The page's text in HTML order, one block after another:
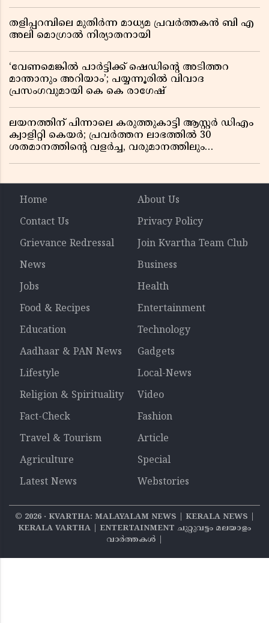
തളിപ്പറമ്പിലെ മുതിർന്ന മാധ്യമ പ്രവർത്തകൻ ബി എ
അലി മൊഗ്രാൽ നിര്യാതനായി
‘വേണമെങ്കിൽ പാർട്ടിക്ക് ഷെഡിൻ്റെ അടിത്തറ
മാന്താനും അറിയാം’; പയ്യന്നൂരിൽ വിവാദ
പ്രസംഗവുമായി കെ കെ രാഗേഷ്
ലയനത്തിന് പിന്നാലെ കരുത്തുകാട്ടി ആസ്റ്റർ ഡിഎം
ക്വാളിറ്റി കെയർ; പ്രവർത്തന ലാഭത്തിൽ 30
ശതമാനത്തിൻ്റെ വളർച്ച, വരുമാനത്തിലും
Home
About Us
Contact Us
Privacy Policy
Grievance Redressal
Join Kvartha Team Club
News
Business
Jobs
Health
Food & Recipes
Entertainment
Education
Technology
Aadhaar & PAN News
Gadgets
Lifestyle
Local-News
Religion & Spirituality
Video
Fact-Check
Fashion
Travel & Tourism
Article
Agriculture
Special
Latest News
Webstories
© 2026‧ KVARTHA: MALAYALAM NEWS | KERALA NEWS |
KERALA VARTHA | ENTERTAINMENT ചുറ്റുവട്ടം മലയാളം
വാര്‍ത്തകൾ |